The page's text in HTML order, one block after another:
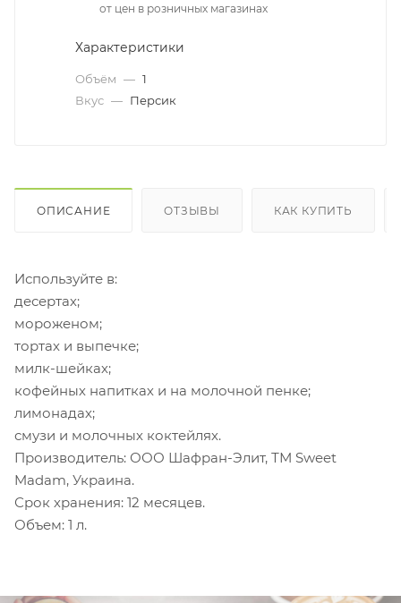
от цен в розничных магазинах
Характеристики
Объём — 1
Вкус — Персик
ОПИСАНИЕ ОТЗЫВЫ КАК КУПИТЬ
Используйте в:
десертах;
мороженом;
тортах и выпечке;
милк-шейках;
кофейных напитках и на молочной пенке;
лимонадах;
смузи и молочных коктейлях.
Производитель: ООО Шафран-Элит, ТМ Sweet
Madam, Украина.
Срок хранения: 12 месяцев.
Объем: 1 л.